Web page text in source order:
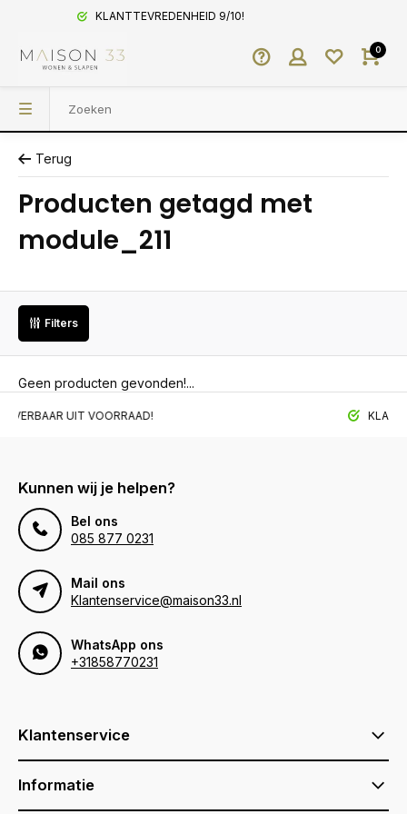
KLANTTEVREDENHEID 9/10!
0
Terug
Producten getagd met
module_211
Filters
Geen producten gevonden!...
UIT VOORRAAD!
Kunnen wij je helpen?
Bel ons
085 877 0231
Mail ons
Klantenservice@maison33.nl
WhatsApp ons
+31858770231
Klantenservice
Informatie